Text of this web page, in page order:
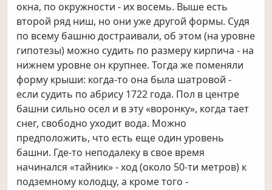
окна, по окружности - их восемь. Выше есть
второй ряд ниш, но они уже другой формы. Судя
по всему башню достраивали, об этом (на уровне
гипотезы) можно судить по размеру кирпича - на
нижнем уровне он крупнее. Тогда же поменяли
форму крыши: когда-то она была шатровой -
если судить по абрису 1722 года. Пол в центре
башни сильно осел и в эту «воронку», когда тает
снег, свободно уходит вода. Можно
предположить, что есть еще один уровень
башни. Где-то неподалеку в свое время
начинался «тайник» - ход (около 50-ти метров) к
подземному колодцу, а кроме того -